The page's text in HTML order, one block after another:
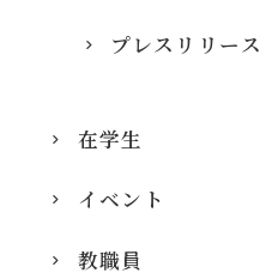
プレスリリース
在学生
イベント
教職員